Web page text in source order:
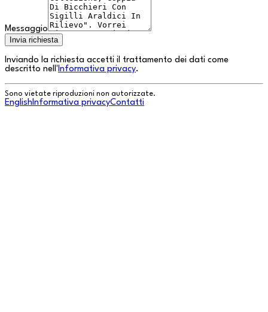
Messaggio
Invia richiesta
Inviando la richiesta accetti il trattamento dei dati come
descritto nell' Informativa privacy.
Sono vietate riproduzioni non autorizzate.
English Informativa privacyContatti